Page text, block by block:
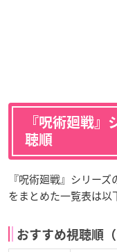
『呪術廻戦』
聴順
『呪術廻戦』シリー
をまとめた一覧表は以
おすすめ視聴順（